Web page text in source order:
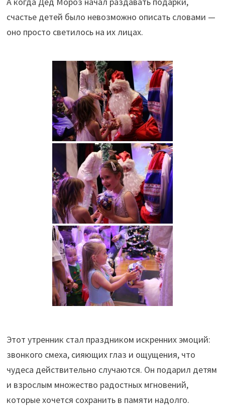
счастье детей было невозможно описать словами —
оно просто светилось на их лицах.
Этот утренник стал праздником искренних эмоций:
звонкого смеха, сияющих глаз и ощущения, что
чудеса действительно случаются. Он подарил детям
и взрослым множество радостных мгновений,
которые хочется сохранить в памяти надолго.